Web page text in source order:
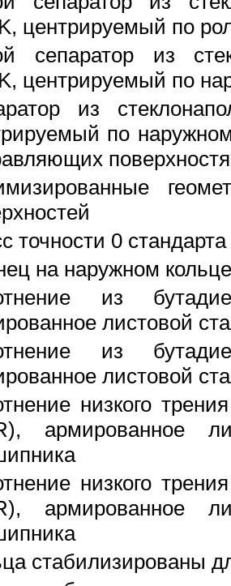
центрируемый по
сепаратор из
центрируемый по
из
по
точности 0
на наружном кольце
из
листовой
из
листовой
низкого
армированное
низкого
армированное
стабилизированы